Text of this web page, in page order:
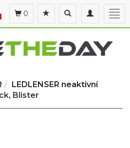
Toggle
navigation
Toggle
search
0
LEDLENSER neaktivní
Blister